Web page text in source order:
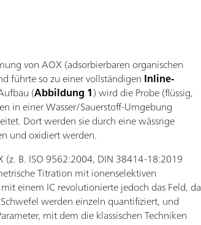
von AOX (adsorbierbaren organischen
führte so zu einer vollständigen Inline-
(Abbildung 1) wird die Probe (flüssig,
in einer Wasser/Sauerstoff-Umgebung
Dort werden sie durch eine wässrige
und oxidiert werden.
B. ISO 9562:2004, DIN 38414-18:2019
Titration mit ionenselektiven
einem IC revolutionierte jedoch das Feld, da
werden einzeln quantifiziert, und
mit dem die klassischen Techniken